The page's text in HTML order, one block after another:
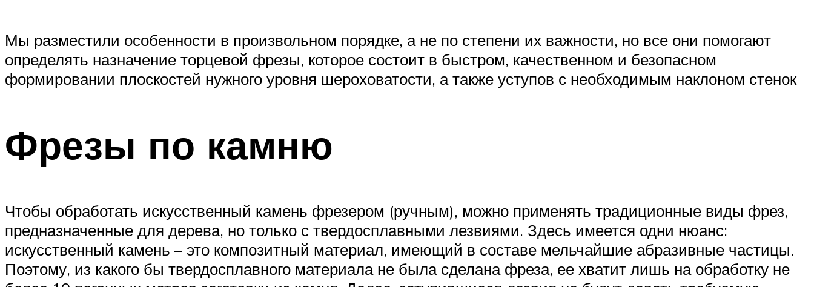
Мы разместили особенности в произвольном порядке, а не по степени их важности, но все они помогают
определять назначение торцевой фрезы, которое состоит в быстром, качественном и безопасном
формировании плоскостей нужного уровня шероховатости, а также уступов с необходимым наклоном стенок
Фрезы по камню
Чтобы обработать искусственный камень фрезером (ручным), можно применять традиционные виды фрез,
предназначенные для дерева, но только с твердосплавными лезвиями. Здесь имеется одни нюанс:
искусственный камень – это композитный материал, имеющий в составе мельчайшие абразивные частицы.
Поэтому, из какого бы твердосплавного материала не была сделана фреза, ее хватит лишь на обработку не